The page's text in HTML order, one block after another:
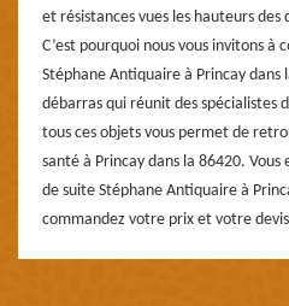
et résistances vues les hauteurs des
C’est pourquoi nous vous invitons à
Stéphane Antiquaire à Princay dans
débarras qui réunit des spécialistes
tous ces objets vous permet de
santé à Princay dans la 86420.
de suite Stéphane Antiquaire à
commandez votre prix et votre